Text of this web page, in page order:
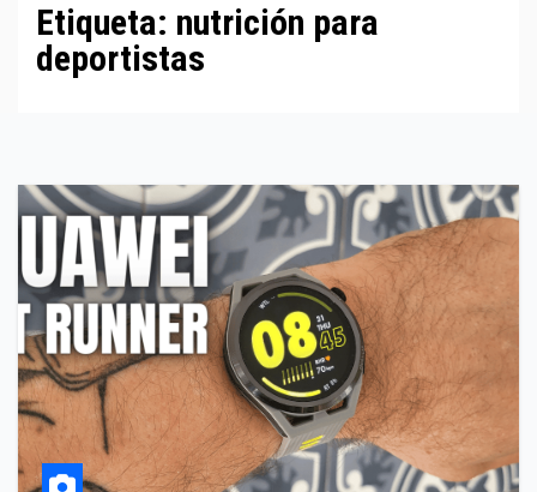
Etiqueta: nutrición para
deportistas